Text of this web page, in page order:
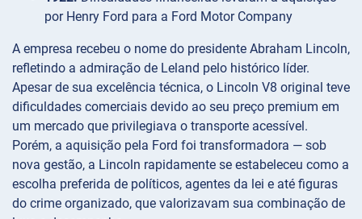
por Henry Ford para a Ford Motor Company
A empresa recebeu o nome do presidente Abraham Lincoln,
refletindo a admiração de Leland pelo histórico líder.
Apesar de sua excelência técnica, o Lincoln V8 original teve
dificuldades comerciais devido ao seu preço premium em
um mercado que privilegiava o transporte acessível.
Porém, a aquisição pela Ford foi transformadora — sob
nova gestão, a Lincoln rapidamente se estabeleceu como a
escolha preferida de políticos, agentes da lei e até figuras
do crime organizado, que valorizavam sua combinação de